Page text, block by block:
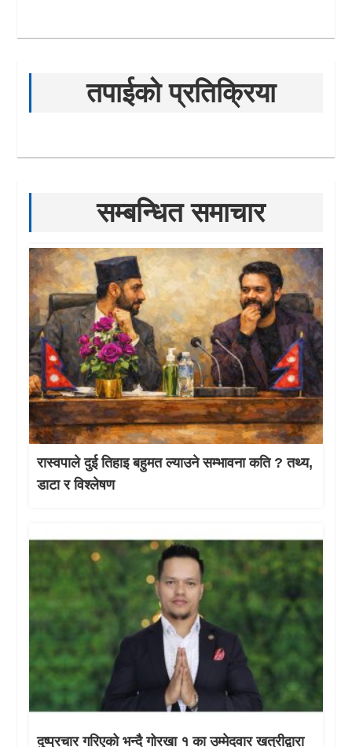
तपाईको प्रतिक्रिया
सम्बन्धित समाचार
रास्वपाले दुई तिहाइ बहुमत ल्याउने सम्भावना कति ? तथ्य,
डाटा र विश्लेषण
दुष्प्रचार गरिएको भन्दै गोरखा १ का उम्मेदवार खत्रीद्वारा